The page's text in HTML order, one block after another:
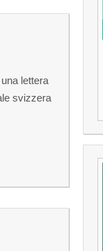
lettera
svizzera